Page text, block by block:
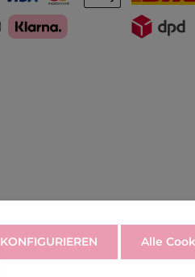
KONFIGURIEREN Alle